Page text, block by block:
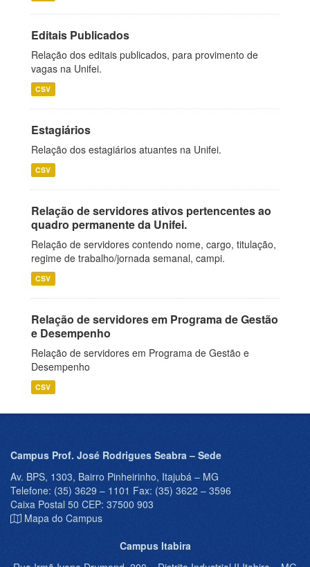
Editais Publicados
Relação dos editais publicados, para provimento de
vagas na Unifei.
CSV
Estagiários
Relação dos estagiários atuantes na Unifei.
CSV
Relação de servidores ativos pertencentes ao
quadro permanente da Unifei.
Relação de servidores contendo nome, cargo, titulação,
regime de trabalho/jornada semanal, campi.
CSV
Relação de servidores em Programa de Gestão
e Desempenho
Relação de servidores em Programa de Gestão e
Desempenho
CSV
Campus Prof. José Rodrigues Seabra – Sede
Av. BPS, 1303, Bairro Pinheirinho, Itajubá – MG
Telefone: (35) 3629 – 1101 Fax: (35) 3622 – 3596
Caixa Postal 50 CEP: 37500 903
Mapa do Campus
Campus Itabira